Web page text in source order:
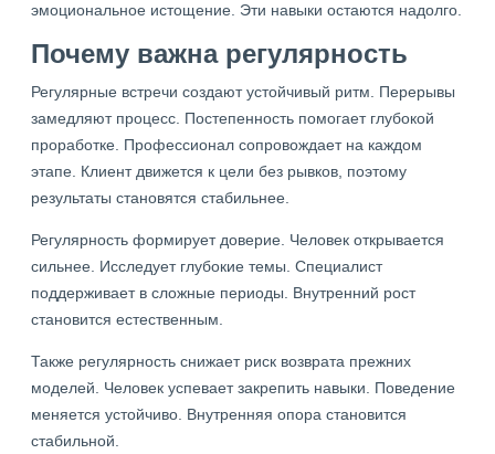
эмоциональное истощение. Эти навыки остаются надолго.
Почему важна регулярность
Регулярные встречи создают устойчивый ритм. Перерывы
замедляют процесс. Постепенность помогает глубокой
проработке. Профессионал сопровождает на каждом
этапе. Клиент движется к цели без рывков, поэтому
результаты становятся стабильнее.
Регулярность формирует доверие. Человек открывается
сильнее. Исследует глубокие темы. Специалист
поддерживает в сложные периоды. Внутренний рост
становится естественным.
Также регулярность снижает риск возврата прежних
моделей. Человек успевает закрепить навыки. Поведение
меняется устойчиво. Внутренняя опора становится
стабильной.